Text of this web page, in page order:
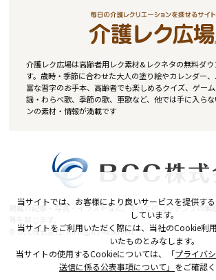
介護レク広場は高齢者用レク素材&レクネタの無料ダ
す。歳時・季節に合わせた大人の塗り絵やカレンダー
富な習字のお手本、高齢者でも楽しめるクイズ、ゲー
謡・わらべ歌、季節の歌、軍歌など、他では手に入ら
ンの素材・情報が満載です
掲載の記事・写真・イラストなど、すべてのコンテンツの無
© BCC株式会社. All Rights Reserved.
当サイトでは、お客様により良いサービスを提供す
しています。
当サイトをご利用いただく際には、当社のCookie利
いたものとみなします。
当サイトの使用するCookieについては、「プライバ
送信に係る公表事項について」 をご確認く